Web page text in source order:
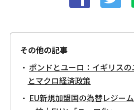
その他の記事
ポンドとユーロ：イギリス
とマクロ経済政策
EU新規加盟国の為替レジーム